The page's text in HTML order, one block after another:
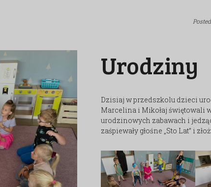
Posted
Urodziny
Dzisiaj w przedszkolu dzieci
Marcelina i Mikołaj świętowali
urodzinowych zabawach i
zaśpiewały głośne „Sto Lat” i